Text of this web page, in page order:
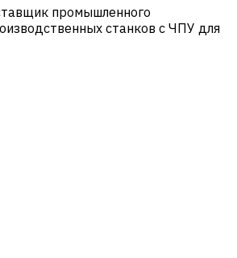
промышленного
станков с ЧПУ для